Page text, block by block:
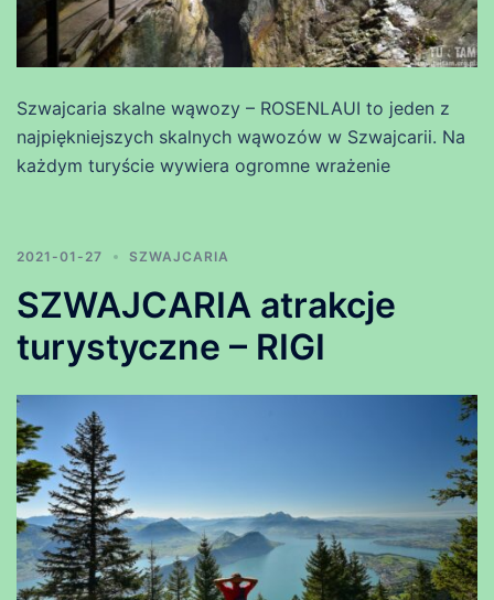
Szwajcaria skalne wąwozy – ROSENLAUI to jeden z
najpiękniejszych skalnych wąwozów w Szwajcarii. Na
każdym turyście wywiera ogromne wrażenie
2021-01-27 SZWAJCARIA
SZWAJCARIA atrakcje
turystyczne – RIGI